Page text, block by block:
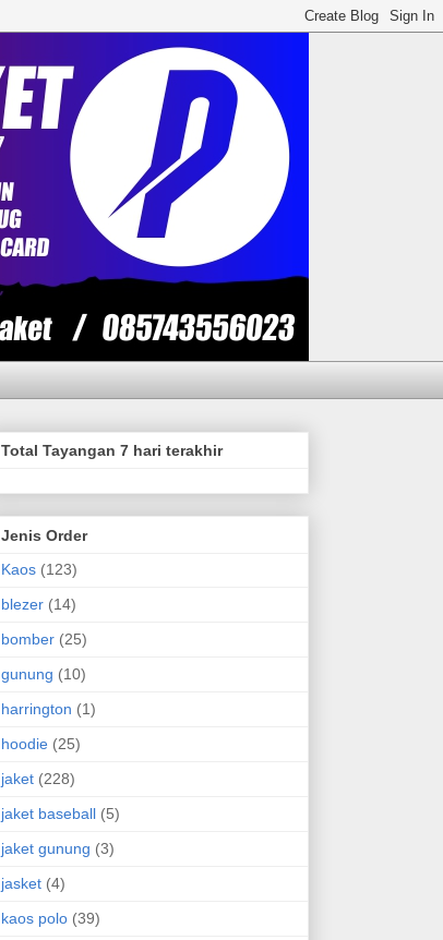
Total Tayangan 7 hari terakhir
Jenis Order
Kaos (123)
blezer (14)
bomber (25)
gunung (10)
harrington (1)
hoodie (25)
jaket (228)
jaket baseball (5)
jaket gunung (3)
jasket (4)
kaos polo (39)